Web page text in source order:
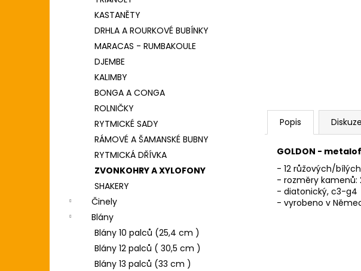
KASTANĚTY
DRHLA A ROURKOVÉ BUBÍNKY
MARACAS - RUMBAKOULE
DJEMBE
KALIMBY
BONGA A CONGA
ROLNIČKY
RYTMICKÉ SADY
RÁMOVÉ A ŠAMANSKÉ BUBNY
RYTMICKÁ DŘÍVKA
ZVONKOHRY A XYLOFONY
SHAKERY
Činely
Blány
Blány 10 palců (25,4 cm )
Blány 12 palců ( 30,5 cm )
Blány 13 palců (33 cm )
Popis Diskuze
GOLDON -
- 12 růžových/
- rozměry kamenů:
- diatonický, c3-g4
- vyrobeno v
8 690 Kč